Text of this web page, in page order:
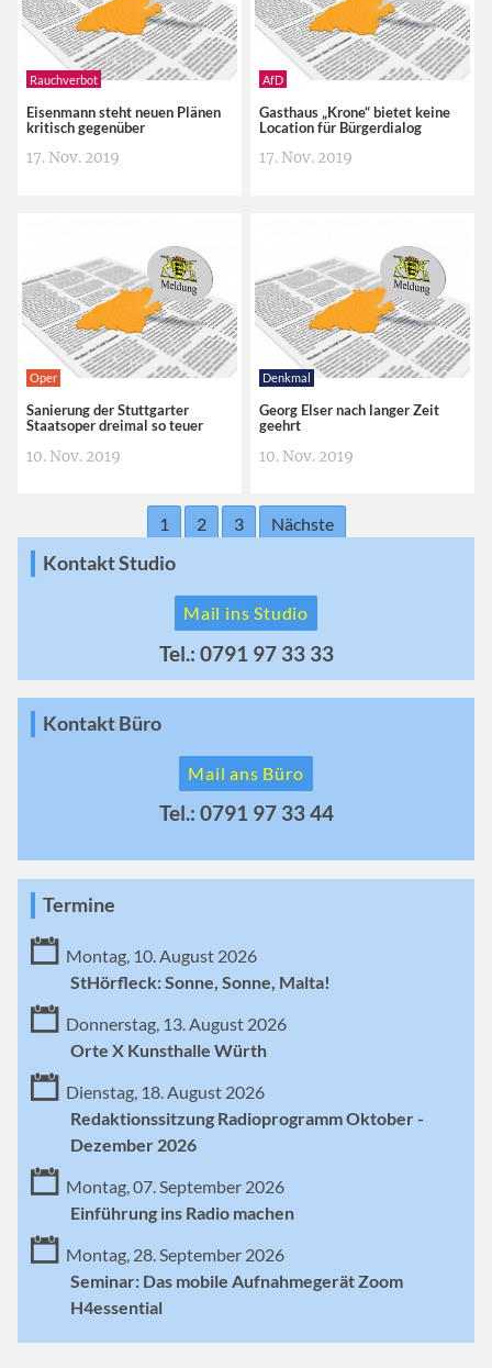
Rauchverbot
Eisenmann steht neuen Plänen
kritisch gegenüber
17. Nov. 2019
AfD
Gasthaus „Krone“ bietet keine
Location für Bürgerdialog
17. Nov. 2019
Oper
Sanierung der Stuttgarter
Staatsoper dreimal so teuer
10. Nov. 2019
Denkmal
Georg Elser nach langer Zeit
geehrt
10. Nov. 2019
1 2 3 Nächste
Kontakt Studio
Mail ins Studio
Tel.: 0791 97 33 33
Kontakt Büro
Mail ans Büro
Tel.: 0791 97 33 44
Termine
Montag, 10. August 2026
StHörfleck: Sonne, Sonne, Malta!
Donnerstag, 13. August 2026
Orte X Kunsthalle Würth
Dienstag, 18. August 2026
Redaktionssitzung Radioprogramm Oktober -
Dezember 2026
Montag, 07. September 2026
Einführung ins Radio machen
Montag, 28. September 2026
Seminar: Das mobile Aufnahmegerät Zoom
H4essential